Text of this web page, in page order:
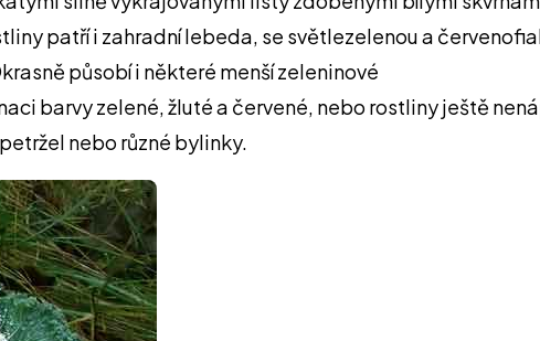
patří i zahradní lebeda, se světlezelenou a
působí i některé menší zeleninové
barvy zelené, žluté a červené, nebo rostliny ještě
nebo různé bylinky.